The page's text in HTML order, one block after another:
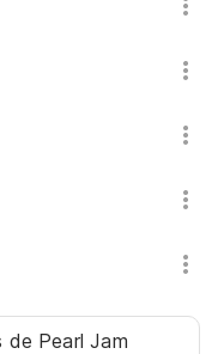
de Pearl Jam